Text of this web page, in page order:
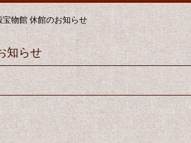
宝物館 休館のお知らせ
知らせ